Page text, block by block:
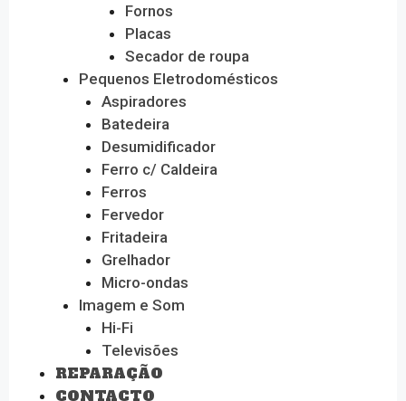
Fornos
Placas
Secador de roupa
Pequenos Eletrodomésticos
Aspiradores
Batedeira
Desumidificador
Ferro c/ Caldeira
Ferros
Fervedor
Fritadeira
Grelhador
Micro-ondas
Imagem e Som
Hi-Fi
Televisões
REPARAÇÃO
CONTACTO